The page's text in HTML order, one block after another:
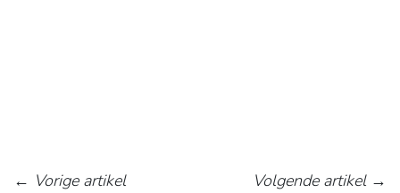
← Vorige artikel
Volgende artikel→